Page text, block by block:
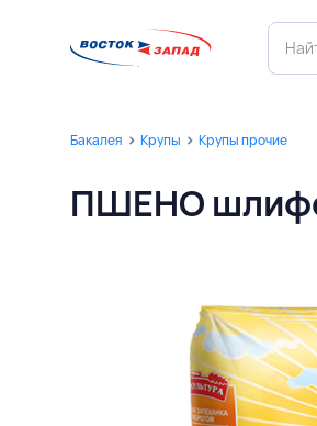
Бакалея Крупы Крупы прочие
ПШЕНО